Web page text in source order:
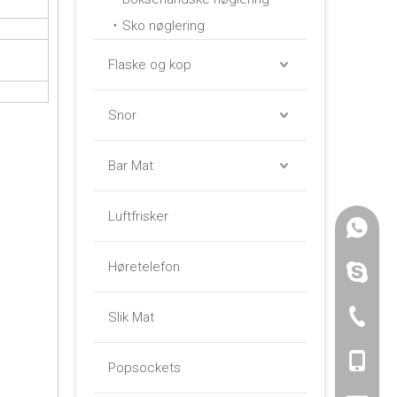
Sko nøglering
Flaske og kop
Snor
Bar Mat
Luftfrisker
Høretelefon
Slik Mat
Popsockets
+86 -
+86 -